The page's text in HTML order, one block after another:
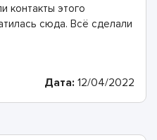
контакты этого
сюда. Всё сделали
мастеров!
Дата: 12/04/2022